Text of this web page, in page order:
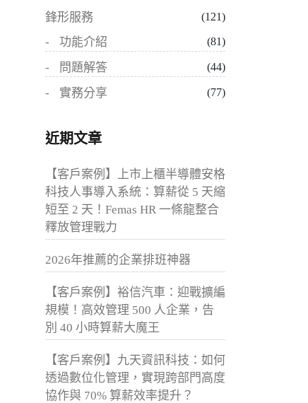
鋒形服務 (121)
功能介紹 (81)
問題解答 (44)
實務分享 (77)
近期文章
【客戶案例】上市上櫃半導體安格
科技人事導入系統：算薪從 5 天縮
短至 2 天！Femas HR 一條龍整合
釋放管理戰力
2026年推薦的企業排班神器
【客戶案例】裕信汽車：迎戰擴編
規模！高效管理 500 人企業，告
別 40 小時算薪大魔王
【客戶案例】九天資訊科技：如何
透過數位化管理，實現跨部門高度
協作與 70% 算薪效率提升？